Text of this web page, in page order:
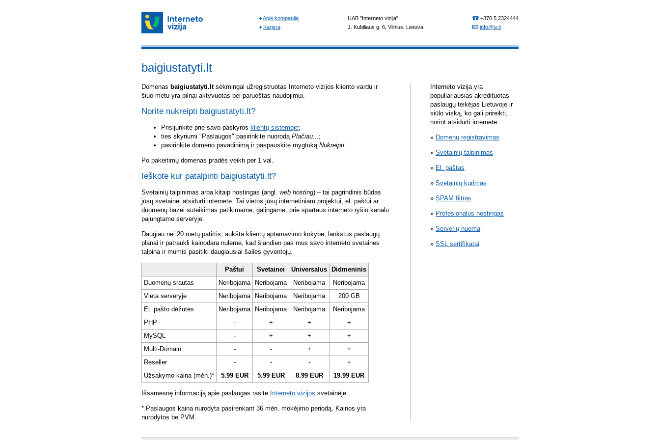
baigiustatyti.lt
Domenas baigiustatyti.ltsėkmingai užregistruotas Interneto vizijos kliento vardu ir
šiuo metu yra pilnai aktyvuotas bei paruoštas naudojimui.
Norite nukreipti baigiustatyti.lt?
Prisijunkite prie savo paskyros klientų sistemoje;
ties skyriumi "Paslaugos" pasirinkite nuorodą Plačiau... ;
pasirinkite domeno pavadinimą ir paspauskite mygtuką Nukreipti.
Po pakeitimų domenas pradės veikti per 1 val.
Ieškote kur patalpinti baigiustatyti.lt?
Svetainių talpinimas arba kitaip hostingas (angl. web hosting) – tai pagrindinis būdas
jūsų svetainei atsidurti internete. Tai vietos jūsų internetiniam projektui, el. paštui ar
duomenų bazei suteikimas patikimame, galingame, prie spartaus interneto ryšio kanalo
pajungtame serveryje.
Daugiau nei 20 metų patirtis, aukšta klientų aptarnavimo kokybė, lankstūs paslaugų
planai ir patraukli kainodara nulėmė, kad šiandien pas mus savo interneto svetaines
talpina ir mumis pasitiki daugiausiai šalies gyventojų.
Paštui Svetainei Universalus
Didmeninis
Duomenų srautas
Neribojama Neribojama Neribojama
Neribojama
Vieta serveryje
Neribojama Neribojama Neribojama
200 GB
El. pašto dėžutės
Neribojama Neribojama Neribojama
Neribojama
PHP
- + +
+
MySQL
- + +
+
Multi-Domain
- - +
+
Reseller
- - -
+
Užsakymo kaina (mėn.)*
5.99 EUR 5.99 EUR 8.99 EUR 19.99 EUR
Išsamesnę informaciją apie paslaugas rasite Interneto vizijos svetainėje.
* Paslaugos kaina nurodyta pasirenkant 36 mėn. mokėjimo periodą. Kainos yra
nurodytos be PVM.
Interneto vizija yra
populiariausias akredituotas
paslaugų teikėjas Lietuvoje ir
siūlo viską, ko gali prireikti,
norint atsidurti internete:
Domenų registravimas
Svetainių talpinimas
El. paštas
Svetainių kūrimas
SPAM filtras
Profesionalus hostingas
Serverių nuoma
SSL sertifikatai